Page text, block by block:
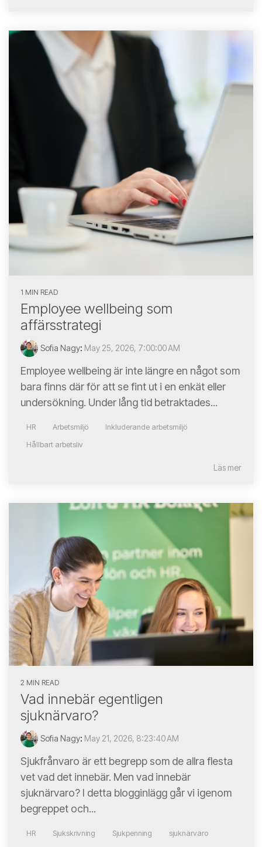
1 MIN READ
Employee wellbeing som
affärsstrategi
Sofia Nagy: May 25, 2026, 7:00:00 AM
Employee wellbeing är inte längre en något som
bara finns där för att se fint ut i en enkät eller
undersökning. Under lång tid betraktades...
HR Arbetsmiljö
Inkluderande arbetsmiljö
Hållbart arbetsliv
Läs mer
2 MIN READ
Vad innebär egentligen
sjuknärvaro?
Sofia Nagy: May 21, 2026, 8:23:40 AM
Sjukfrånvaro är ett begrepp som de allra flesta
vet vad det innebär. Men vad innebär
sjuknärvaro? I detta blogginlägg går vi igenom
begreppet och...
HR Sjukskrivning Sjukpenning sjuknärvaro